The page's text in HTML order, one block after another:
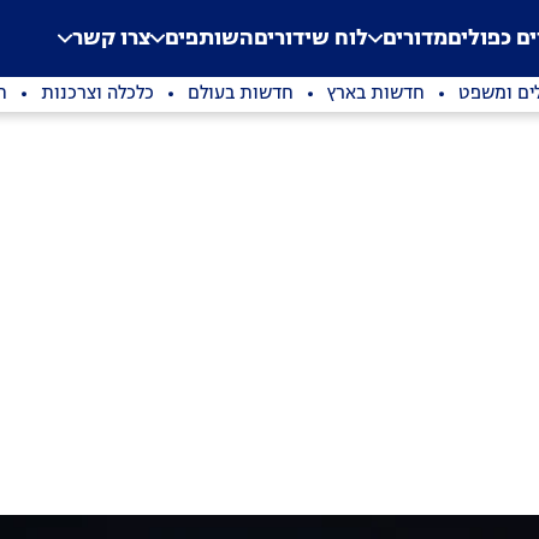
Application error: a
. כפוליםמדורים לוח שידוריםהשותפים צרו קשר
ומשפט חדשות בארץ חדשות בעולם כלכלה וצרכנות